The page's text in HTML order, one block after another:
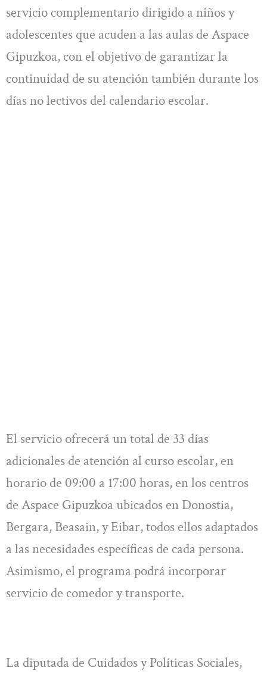
servicio complementario dirigido a niños y
adolescentes que acuden a las aulas de Aspace
Gipuzkoa, con el objetivo de garantizar la
continuidad de su atención también durante los
días no lectivos del calendario escolar.
El servicio ofrecerá un total de 33 días
adicionales de atención al curso escolar, en
horario de 09:00 a 17:00 horas, en los centros
de Aspace Gipuzkoa ubicados en Donostia,
Bergara, Beasain, y Eibar, todos ellos adaptados
a las necesidades específicas de cada persona.
Asimismo, el programa podrá incorporar
servicio de comedor y transporte.
La diputada de Cuidados y Políticas Sociales,